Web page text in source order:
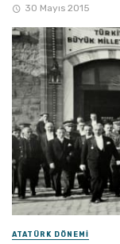
30 Mayıs 2015
ATATÜRK DÖNEMI